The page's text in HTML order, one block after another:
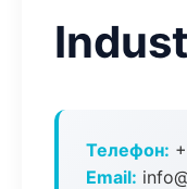
Телефон:
Email: